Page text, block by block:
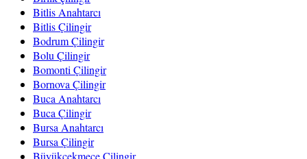
Bitlis Anahtarcı
Bitlis Çilingir
Bodrum Çilingir
Bolu Çilingir
Bomonti Çilingir
Bornova Çilingir
Buca Anahtarcı
Buca Çilingir
Bursa Anahtarcı
Bursa Çilingir
Büyükçekmece Çilingir